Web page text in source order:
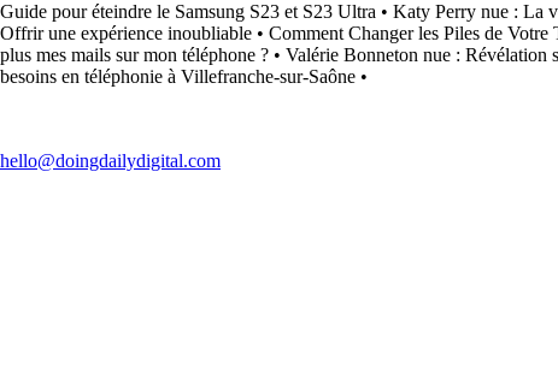
Guide pour éteindre le Samsung S23 et S23 Ultra • Katy Perry nue : La
Offrir une expérience inoubliable • Comment Changer les Piles de
plus mes mails sur mon téléphone ? • Valérie Bonneton nue : Révélation
besoins en téléphonie à Villefranche-sur-Saône •
hello@doingdailydigital.com